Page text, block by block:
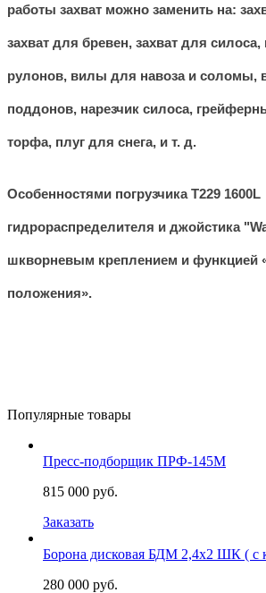
работы захват можно заменить на:
захват для бревен, захват для
рулонов, вилы для навоза и соломы,
поддонов, нарезчик силоса,
торфа, плуг для снега, и т. д.
Особенностями погрузчика Т229
гидрораспределителя и джойстика
шкворневым креплением и функцией
положения».
Популярные товары
Пресс-подборщик ПРФ-145М
815 000 руб.
Заказать
Борона дисковая БДМ 2,4х2 ШК ( с
280 000 руб.